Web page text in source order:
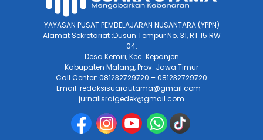
YAYASAN PUSAT PEMBELAJARAN NUSANTARA (YPPN)
Alamat Sekretariat :Dusun Tempur No. 31, RT 15 RW
04.
Desa Kemiri, Kec. Kepanjen
Kabupaten Malang, Prov. Jawa Timur
Call Center: 081232729720 – 081232729720
Email: redaksisuarautama@gmail.com –
jurnalisraigedek@gmail.com